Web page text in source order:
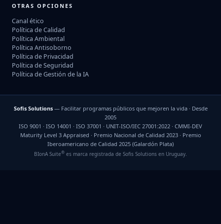
OTRAS OPCIONES
Canal ético
Política de Calidad
Política Ambiental
Política Antisoborno
Política de Privacidad
Política de Seguridad
Política de Gestión de la IA
Sofis Solutions— Facilitar programas públicos que mejoren la vida · Desde
2005
ISO 9001 · ISO 14001 · ISO 37001 · UNIT-ISO/IEC 27001:2022 · CMMI-DEV
Maturity Level 3 Appraised · Premio Nacional de Calidad 2023 · Premio
Iberoamericano de Calidad 2025 (Galardón Plata)
BIonA Suite® es marca registrada de Sofis Solutions en Uruguay.